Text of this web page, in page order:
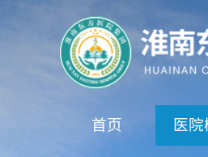
首页 医